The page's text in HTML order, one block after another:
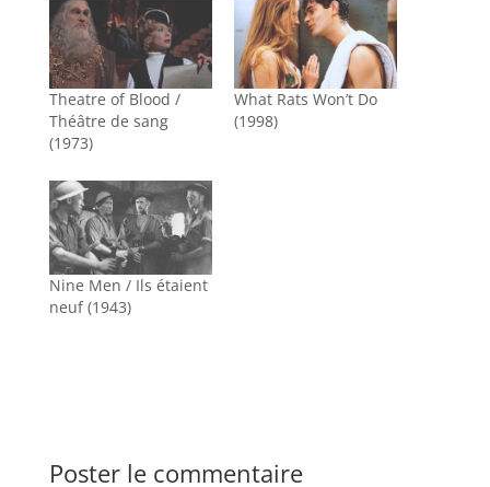
Theatre of Blood /
Théâtre de sang
(1973)
What Rats Won’t Do
(1998)
Nine Men / Ils étaient
neuf (1943)
Poster le commentaire